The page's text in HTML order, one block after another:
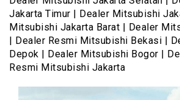
Jakarta Timur | Dealer Mitsubishi
Mitsubishi Jakarta Barat | Dealer
| Dealer Resmi Mitsubishi Bekasi |
Depok | Dealer Mitsubishi Bogor |
Resmi Mitsubishi Jakarta